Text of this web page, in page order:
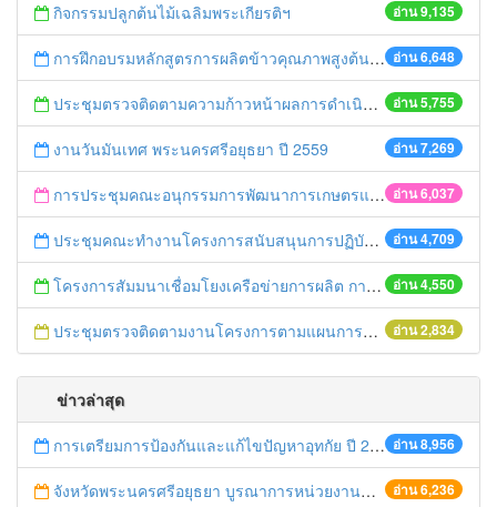
อ่าน 9,135
กิจกรรมปลูกต้นไม้เฉลิมพระเกียรติฯ
อ่าน 6,648
การฝึกอบรมหลักสูตรการผลิตข้าวคุณภาพสูงต้นทุนต่ำ ปี 2559
อ่าน 5,755
ประชุมตรวจติดตามความก้าวหน้าผลการดำเนินงานขับเคลื่อนนโยบายของกระทรวงเกษตรและสหกรณ์แบบเบ็ดเสร็จ
อ่าน 7,269
งานวันมันเทศ พระนครศรีอยุธยา ปี 2559
อ่าน 6,037
การประชุมคณะอนุกรรมการพัฒนาการเกษตรและสหกรณ์จังหวัดพระนครศรีอยุธยา
อ่าน 4,709
ประชุมคณะทำงานโครงการสนับสนุนการปฏิบัติงานเฝ้าระวังและควบคุมมาตรฐานสินค้าเกษตรระดับจังหวัด
อ่าน 4,550
โครงการสัมมนาเชื่อมโยงเครือข่ายการผลิต การตลาดสินค้าเกษตรและอาหารปลอดภัย
อ่าน 2,834
ประชุมตรวจติดตามงานโครงการตามแผนการตรวจของผู้ตรวจราชการกระทรวงเกษตรและสหกรณ์ เขต 1
ข่าวล่าสุด
อ่าน 8,956
การเตรียมการป้องกันและแก้ไขปัญหาอุทกัย ปี 2561
อ่าน 6,236
จังหวัดพระนครศรีอยุธยา บูรณาการหน่วยงานที่เกี่ยวข้อง ลงพื้นที่จัดระเบียบและดำเนินมาตรการตามบทลงโทษสูงสุดกับผู้ประกอบการร้านค้าที่ยังฝ่าฝืนตั้งร้านค้ารุกล้ำเขตพื้นที่ทางหลวง เตรียมความปลอดภัยก่อนเทศกาลสงกรานต์